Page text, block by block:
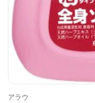
アラウ